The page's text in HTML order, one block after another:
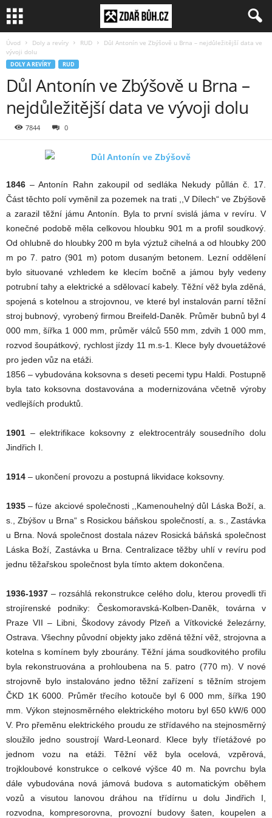
Úvod Doly a revíry RUD
Důl Antonín ve Zbýšově u Brna – nejdůležitější data ve
vývoji dolu
DOLY A REVÍRY RUD
Důl Antonín ve Zbýšově u Brna –
nejdůležitější data ve vývoji dolu
7844 0
1846 – Antonín Rahn zakoupil od sedláka Nekudy půllán č. 17.
Část těchto polí vyměnil za pozemek na trati ,,V Dílech“ ve Zbýšově
a zarazil těžní jámu Antonín. Byla to první svislá jáma v revíru. V
konečné podobě měla celkovou hloubku 901 m a profil soudkový.
Od ohlubně do hloubky 200 m byla výztuž cihelná a od hloubky 200
m po 7. patro (901 m) potom dusaným betonem. Lezní oddělení
bylo situované vzhledem ke klecím bočně a jámou byly vedeny
potrubní tahy a elektrické a sdělovací kabely. Těžní věž byla zděná,
spojená s kotelnou a strojovnou, ve které byl instalován parní těžní
stroj bubnový, vyrobený firmou Breifeld-Daněk. Průměr bubnů byl 4
000 mm, šířka 1 000 mm, průměr válců 550 mm, zdvih 1 000 mm,
rozvod šoupátkový, rychlost jízdy 11 m.s-1. Klece byly dvouetážové
pro jeden vůz na etáži.
1856 – vybudována koksovna s deseti pecemi typu Haldi. Postupně
byla tato koksovna dostavována a modernizována včetně výroby
vedlejších produktů.
1901 – elektrifikace koksovny z elektrocentrály sousedního dolu
Jindřich I.
1914 – ukončení provozu a postupná likvidace koksovny.
1935 – fúze akciové společnosti ,,Kamenouhelný důl Láska Boží, a.
s., Zbýšov u Brna“ s Rosickou báňskou společností, a. s., Zastávka
u Brna. Nová společnost dostala název Rosická báňská společnost
Láska Boží, Zastávka u Brna. Centralizace těžby uhlí v revíru pod
jednu těžařskou společnost byla tímto aktem dokončena.
1936-1937 – rozsáhlá rekonstrukce celého dolu, kterou provedli tři
strojírenské podniky: Českomoravská-Kolben-Daněk, továrna v
Praze VII – Libni, Škodovy závody Plzeň a Vítkovické železárny,
Ostrava. Všechny původní objekty jako zděná těžní věž, strojovna a
kotelna s komínem byly zbourány. Těžní jáma soudkovitého profilu
byla rekonstruována a prohloubena na 5. patro (770 m). V nové
strojovně bylo instalováno jedno těžní zařízení s těžním strojem
ČKD 1K 6000. Průměr třecího kotouče byl 6 000 mm, šířka 190
mm. Výkon stejnosměrného elektrického motoru byl 650 kW/6 000
V. Pro přeměnu elektrického proudu ze střídavého na stejnosměrný
sloužilo jedno soustrojí Ward-Leonard. Klece byly tříetážové po
jednom vozu na etáži. Těžní věž byla ocelová, vzpěrová,
trojkloubové konstrukce o celkové výšce 40 m. Na povrchu byla
dále vybudována nová jámová budova s automatickým oběhem
vozů a visutou lanovou dráhou na třídírnu u dolu Jindřich I,
rozvodna, kompresorovna, provozní budovy šaten, koupelen a